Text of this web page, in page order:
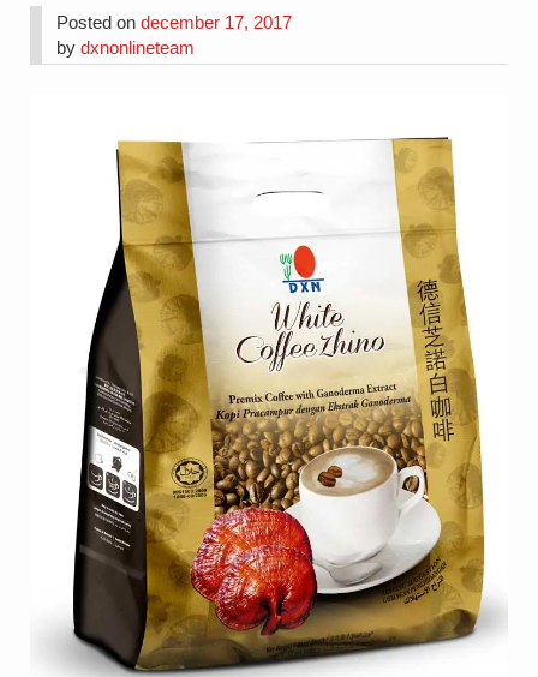
Posted ondecember 17, 2017
bydxnonlineteam